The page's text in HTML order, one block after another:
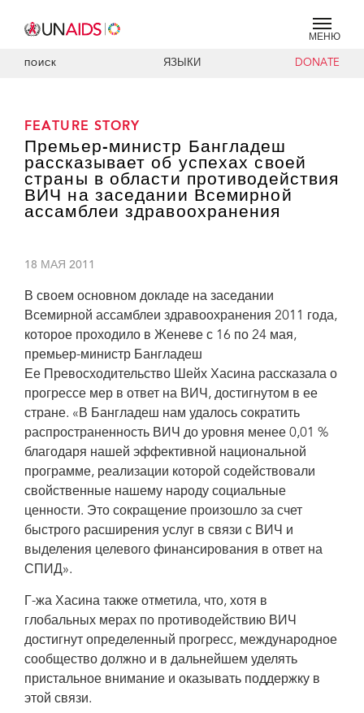
МЕНЮ
ПОИСК ЯЗЫКИ DONATE
FEATURE STORY
Премьер-министр Бангладеш
рассказывает об успехах своей
страны в области противодействия
ВИЧ на заседании Всемирной
ассамблеи здравоохранения
18 МАЯ 2011
В своем основном докладе на заседании
Всемирной ассамблеи здравоохранения 2011 года,
которое проходило в Женеве с 16 по 24 мая,
премьер-министр Бангладеш
Ее Превосходительство Шейх Хасина рассказала о
прогрессе мер в ответ на ВИЧ, достигнутом в ее
стране. «В Бангладеш нам удалось сократить
распространенность ВИЧ до уровня менее 0,01 %
благодаря нашей эффективной национальной
программе, реализации которой содействовали
свойственные нашему народу социальные
ценности. Это сокращение произошло за счет
быстрого расширения услуг в связи с ВИЧ и
выделения целевого финансирования в ответ на
СПИД».
Г-жа Хасина также отметила, что, хотя в
глобальных мерах по противодействию ВИЧ
достигнут определенный прогресс, международное
сообщество должно и в дальнейшем уделять
пристальное внимание и оказывать поддержку в
этой связи.